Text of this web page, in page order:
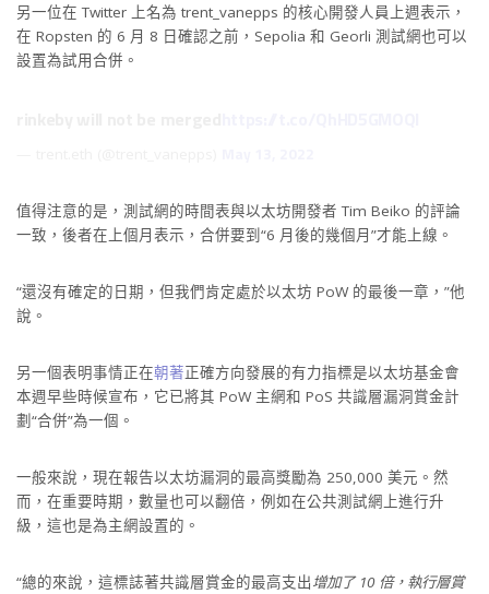
另一位在 Twitter 上名為 trent_vanepps 的核心開發人員上週表示，
在 Ropsten 的 6 月 8 日確認之前，Sepolia 和 Georli 測試網也可以
設置為試用合併。
值得注意的是，測試網的時間表與以太坊開發者 Tim Beiko 的評論
一致，後者在上個月表示，合併要到“6 月後的幾個月”才能上線。
“還沒有確定的日期，但我們肯定處於以太坊 PoW 的最後一章，”他
說。
另一個表明事情正在朝著正確方向發展的有力指標是以太坊基金會
本週早些時候宣布，它已將其 PoW 主網和 PoS 共識層漏洞賞金計
劃“合併”為一個。
一般來說，現在報告以太坊漏洞的最高獎勵為 250,000 美元。然
而，在重要時期，數量也可以翻倍，例如在公共測試網上進行升
級，這也是為主網設置的。
“總的來說，這標誌著共識層賞金的最高支出增加了 10 倍，執行層賞